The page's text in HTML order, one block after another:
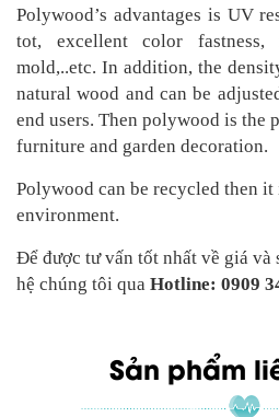
Polywood’s advantages is UV
tot, excellent color fastness,
mold,..etc. In addition, the
natural wood and can be
end users. Then polywood is the
furniture and garden decoration.
Polywood can be recycled then
environment.
Để được tư vấn tốt nhất về giá và
hệ chúng tôi qua Hotline: 0909
Sản phẩm